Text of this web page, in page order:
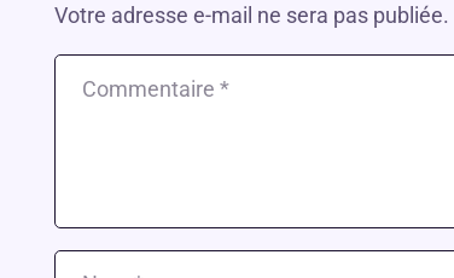
Votre adresse e-mail ne sera pas publiée.